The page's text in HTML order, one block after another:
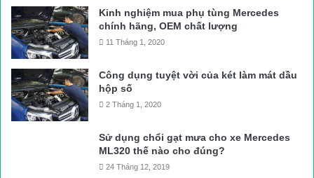
Kinh nghiệm mua phụ tùng Mercedes
chính hãng, OEM chất lượng
11 Tháng 1, 2020
Công dụng tuyệt vời của két làm mát dầu
hộp số
2 Tháng 1, 2020
Sử dụng chổi gạt mưa cho xe Mercedes
ML320 thế nào cho đúng?
24 Tháng 12, 2019